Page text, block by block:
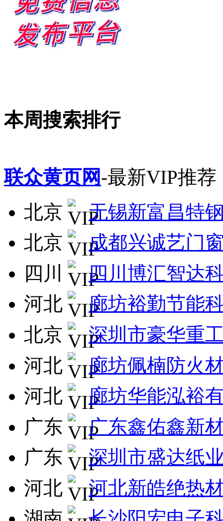
本周搜索排行
联众黄页网-最新VIP推荐
北京
无锡新富昌特
北京
成都兴诚艺门
四川
四川博汇智达
河北
廊坊裕勤节能
北京
深圳市豪华重
河北
廊坊佩楠防火
河北
廊坊华能泓裕
广东
广东鑫佑鑫新
广东
深圳市盛达纸
河北
河北新皓绝热